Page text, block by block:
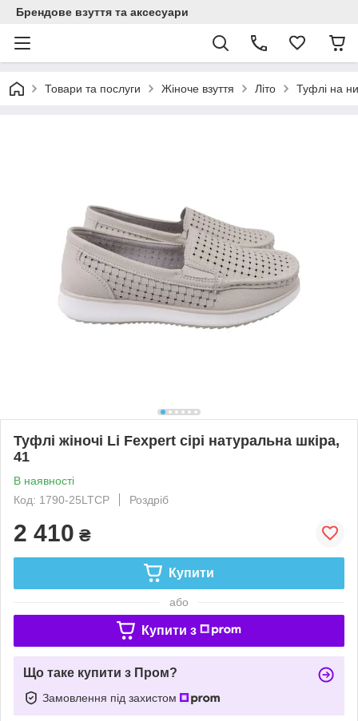
Брендове взуття та аксесуари
Товари та послуги Жіноче взуття Літо Туфлі на
Туфлі жіночі Li Fexpert сірі натуральна шкіра,
41
В наявності
Код: 1790-25LTCP
Роздріб
2 410 ₴
Купити
або
Купити з
Що таке купити з Пром?
Замовлення під захистом